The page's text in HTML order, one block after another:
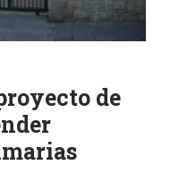
de